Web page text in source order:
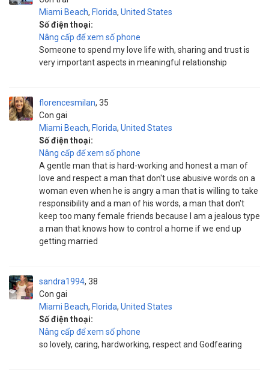
Miami Beach, Florida, United States
Số điện thoại:
Nâng cấp để xem số phone
Someone to spend my love life with, sharing and trust is
very important aspects in meaningful relationship
florencesmilan
Con gai
35
Miami Beach, Florida, United States
Số điện thoại:
Nâng cấp để xem số phone
A gentle man that is hard-working and honest a man of
love and respect a man that don't use abusive words on a
woman even when he is angry a man that is willing to take
responsibility and a man of his words, a man that don't
keep too many female friends because I am a jealous type
a man that knows how to control a home if we end up
getting married
sandra1994
Con gai
38
Miami Beach, Florida, United States
Số điện thoại:
Nâng cấp để xem số phone
so lovely, caring, hardworking, respect and Godfearing